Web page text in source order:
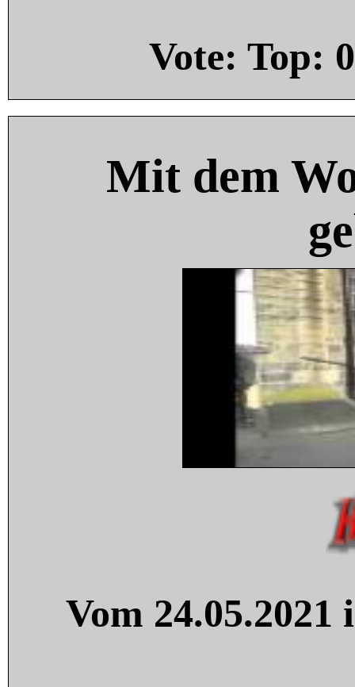
Vote: Top: 0
Mit dem
Vom 24.05.2021